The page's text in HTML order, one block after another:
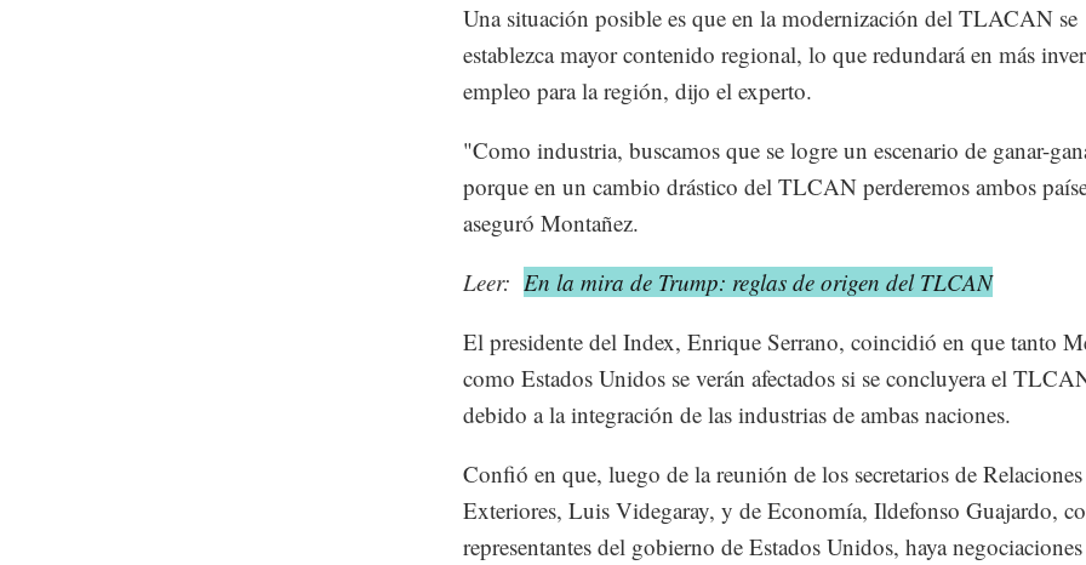
Una situación posible es que en la modernización del TLACAN se
establezca mayor contenido regional, lo que redundará en más
empleo para la región, dijo el experto.
"Como industria, buscamos que se logre un escenario de ganar-
porque en un cambio drástico del TLCAN perderemos ambos
aseguró Montañez.
Leer: En la mira de Trump: reglas de origen del TLCAN
El presidente del Index, Enrique Serrano, coincidió en que tanto
como Estados Unidos se verán afectados si se concluyera el
debido a la integración de las industrias de ambas naciones.
Confió en que, luego de la reunión de los secretarios de Relaciones
Exteriores, Luis Videgaray, y de Economía, Ildefonso Guajardo,
representantes del gobierno de Estados Unidos, haya negociaciones